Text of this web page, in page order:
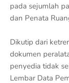
pada sejumlah
dan Penata
Dikutip dari
dokumen
penyedia tidak
Lembar Data